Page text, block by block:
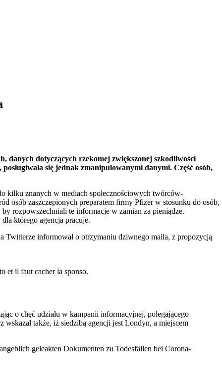
danych dotyczących rzekomej zwiększonej szkodliwości
się jednak zmanipulowanymi danymi. Część osób,
kilku znanych w mediach społecznościowych twórców-
osób zaszczepionych preparatem firmy Pfizer w stosunku do osób,
rozpowszechniali te informacje w zamian za pieniądze.
którego agencja pracuje.
informował o otrzymaniu dziwnego maila, z propozycją
et il faut cacher la sponso.
o chęć udziału w kampanii informacyjnej, polegającego
także, iż siedzibą agencji jest Londyn, a miejscem
geleakten Dokumenten zu Todesfällen bei Corona-